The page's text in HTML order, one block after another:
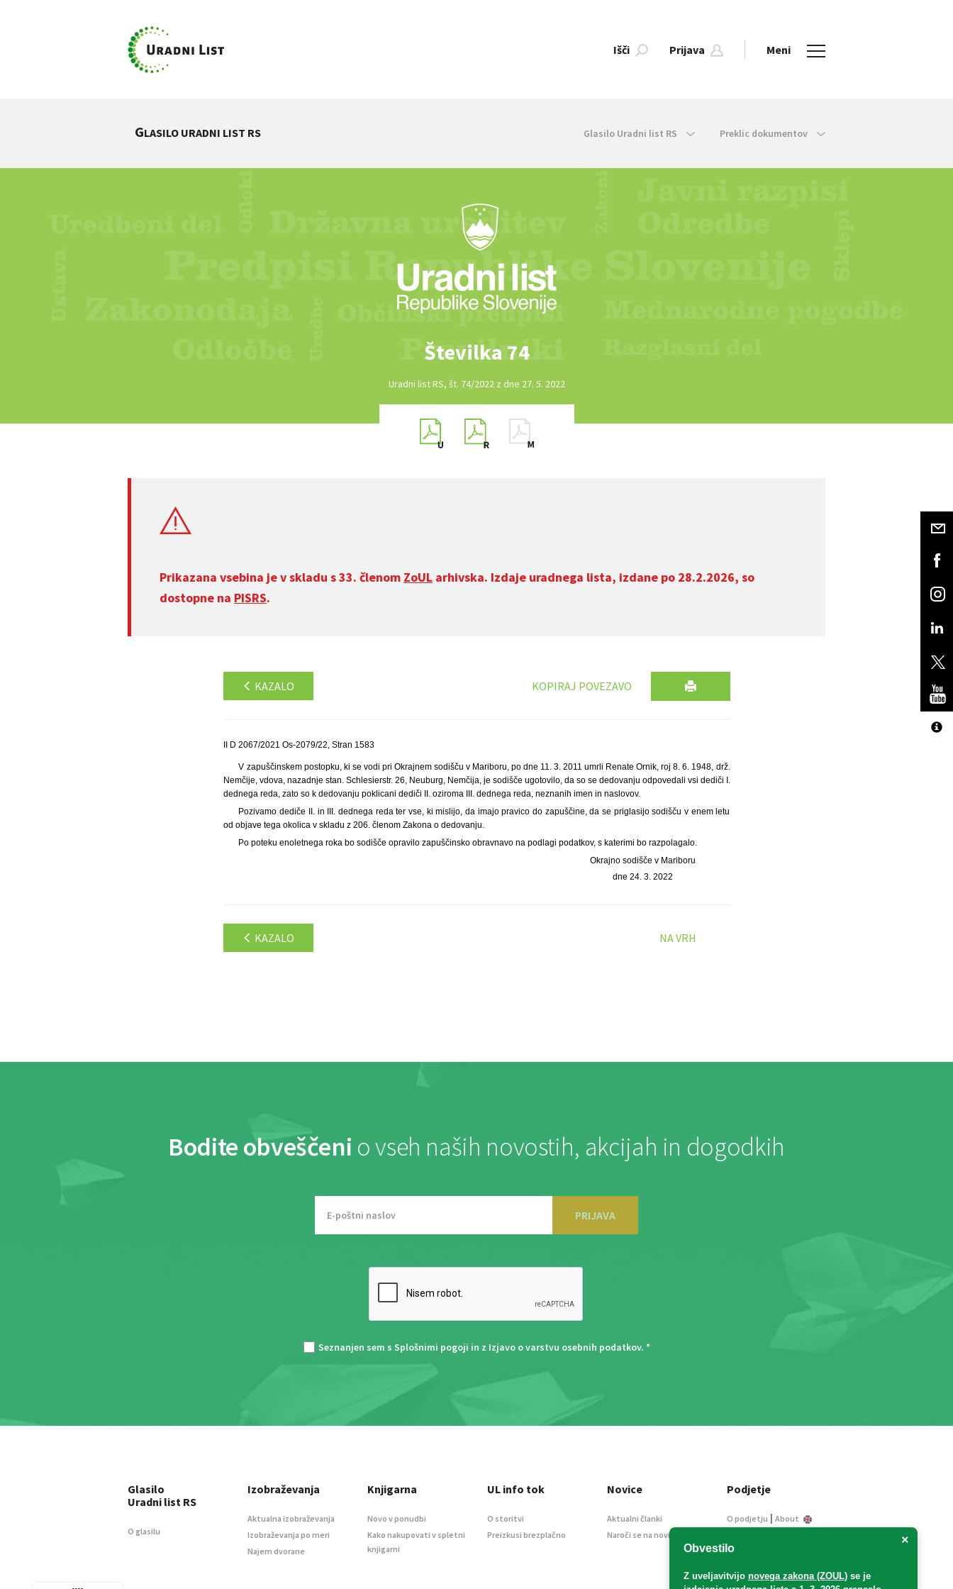
Išči Prijava Meni
GLASILO URADNI LIST RS Glasilo Uradni list RS Preklic dokumentov
Številka 74
Uradni list RS, št. 74/2022 z dne 27. 5. 2022
Prikazana vsebina je v skladu s 33. členom ZoUL arhivska. Izdaje uradnega lista, izdane po 28.2.2026, so
dostopne na PISRS.
KAZALO KOPIRAJ POVEZAVO
II D 2067/2021 Os-2079/22, Stran 1583
V zapuščinskem postopku, ki se vodi pri Okrajnem sodišču v Mariboru, po dne 11. 3. 2011 umrli Renate Ornik, roj 8. 6. 1948, drž.
Nemčije, vdova, nazadnje stan. Schlesierstr. 26, Neuburg, Nemčija, je sodišče ugotovilo, da so se dedovanju odpovedali vsi dediči I.
dednega reda, zato so k dedovanju poklicani dediči II. oziroma III. dednega reda, neznanih imen in naslovov.
Pozivamo dediče II. in III. dednega reda ter vse, ki mislijo, da imajo pravico do zapuščine, da se priglasijo sodišču v enem letu
od objave tega okolica v skladu z 206. členom Zakona o dedovanju.
Po poteku enoletnega roka bo sodišče opravilo zapuščinsko obravnavo na podlagi podatkov, s katerimi bo razpolagalo.
Okrajno sodišče v Mariboru
dne 24. 3. 2022
KAZALO NA VRH
Bodite obveščeni o vseh naših novostih, akcijah in dogodkih
PRIJAVA
Seznanjen sem s Splošnimi pogoji in z Izjavo o varstvu osebnih podatkov. *
×
Obvestilo
Z uveljavitvijo novega zakona (ZOUL) se je
Glasilo
Uradni list RS
O glasilu
Izobraževanja
Aktualna izobraževanja
Izobraževanja po meri
Najem dvorane
Knjigarna
Novo v ponudbi
Kako nakupovati v spletni
knjigarni
UL info tok
O storitvi
Preizkusi brezplačno
Novice
Aktualni članki
Naroči se na novice
Podjetje
O podjetju | About
Informacije javnega
Oglaševanje